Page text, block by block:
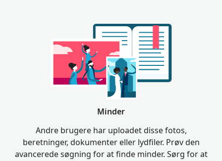
Minder
Andre brugere har uploadet disse fotos,
beretninger, dokumenter eller lydfiler. Prøv den
avancerede søgning for at finde minder. Sørg for at